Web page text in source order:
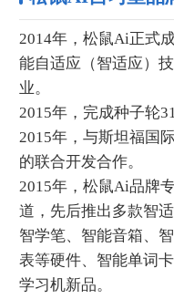
2014年，松鼠Ai正式
能自适应（智适应）
业。
2015年，完成种子轮
2015年，与斯坦福国
的联合开发合作。
2015年，松鼠Ai品牌
道，先后推出多款智
智学笔、智能音箱、
表等硬件、智能单词
学习机新品。